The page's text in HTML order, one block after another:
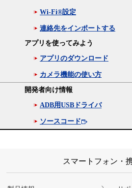
Wi-Fi®設定
連絡先をインポートする
アプリを使ってみよう
アプリのダウンロード
カメラ機能の使い方
開発者向け情報
ADB用USBドライバ
ソースコード
スマートフォン・